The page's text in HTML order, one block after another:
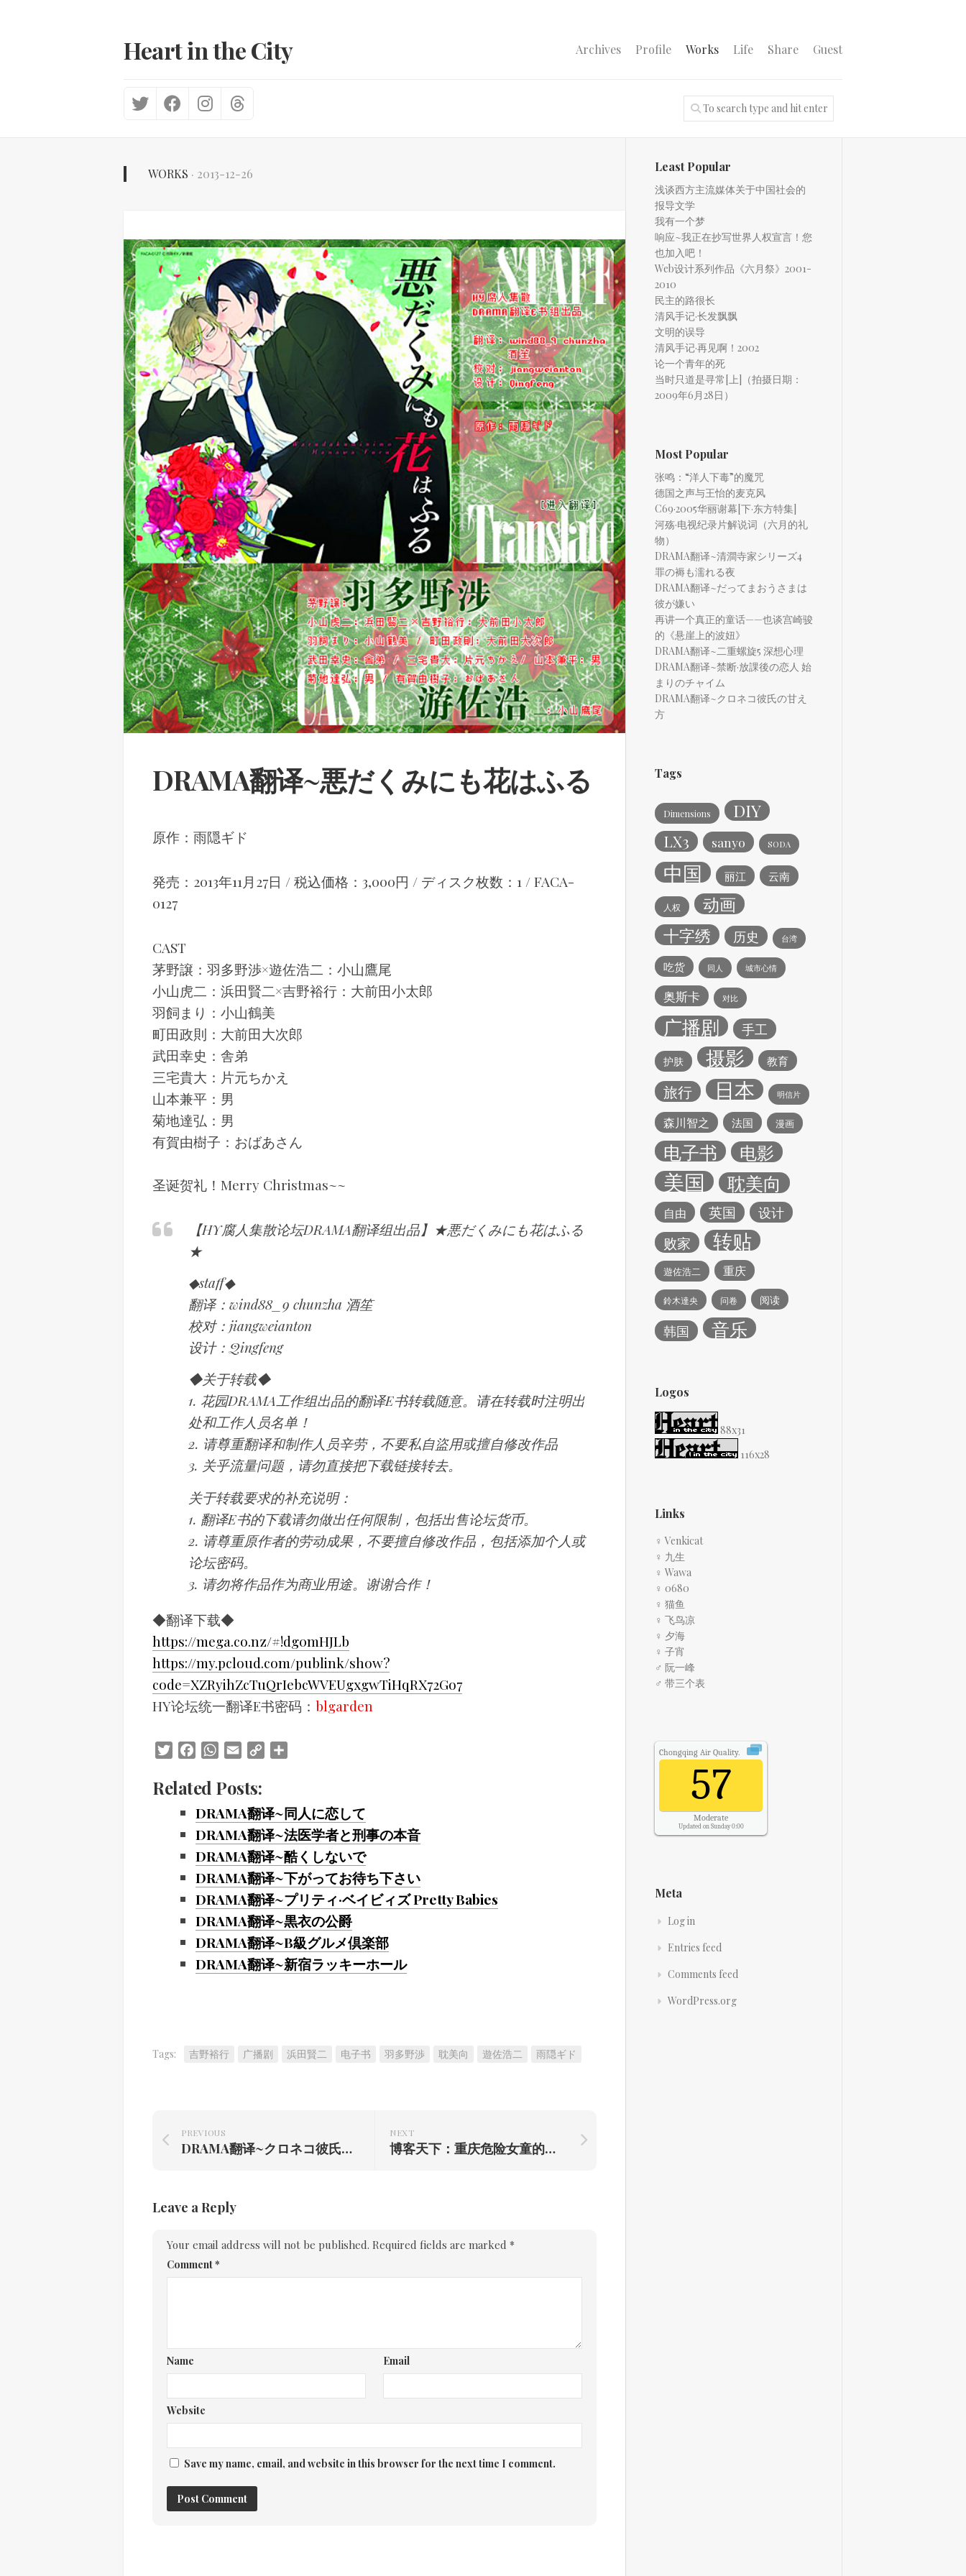
Heart in the City Archives Profile Works Life Share Guest
WORKS · 2013-12-26
DRAMA翻译~悪だくみにも花はふる
原作：雨隠ギド
発売：2013年11月27日 / 税込価格：3,000円 / ディスク枚数：1 / FACA-
0127
CAST
茅野譲：羽多野渉×遊佐浩二：小山鷹尾
小山虎二：浜田賢二×吉野裕行：大前田小太郎
羽飼まり：小山鶴美
町田政則：大前田大次郎
武田幸史：舎弟
三宅貴大：片元ちかえ
山本兼平：男
菊地達弘：男
有賀由樹子：おばあさん
圣诞贺礼！Merry Christmas~~
【HY腐人集散论坛DRAMA翻译组出品】★悪だくみにも花はふる
★
◆staff◆
翻译：wind88_9 chunzha 酒笙
校对：jiangweianton
设计：Qingfeng
◆关于转载◆
1. 花园DRAMA工作组出品的翻译E书转载随意。请在转载时注明出
处和工作人员名单！
2. 请尊重翻译和制作人员辛劳，不要私自盜用或擅自修改作品
3. 关乎流量问题，请勿直接把下载链接转去。
关于转载要求的补充说明：
1. 翻译E书的下载请勿做出任何限制，包括出售论坛货币。
2. 请尊重原作者的劳动成果，不要擅自修改作品，包括添加个人或
论坛密码。
3. 请勿将作品作为商业用途。谢谢合作！
◆翻译下载◆
https://mega.co.nz/#!dg0mHJLb
https://my.pcloud.com/publink/show?
code=XZRyihZcTuQrIebcWVEUgxgwTiHqRX72Go7
HY论坛统一翻译E书密码： blgarden
TwitterFacebookWhatsApp
Email Copy
Related Posts:
DRAMA翻译~同人に恋して
DRAMA翻译~法医学者と刑事の本音
DRAMA翻译~酷くしないで
DRAMA翻译~下がってお待ち下さい
DRAMA翻译~プリティ·ベイビィズ Pretty Babies
DRAMA翻译~黒衣の公爵
DRAMA翻译~B級グルメ倶楽部
DRAMA翻译~新宿ラッキーホール
Tags: 吉野裕行 广播剧 浜田賢二 电子书 羽多野渉 耽美向 遊佐浩二 雨隠ギド
NEXT
博客天下：重庆危险女童的杀机与拯救
PREVIOUS
DRAMA翻译~クロネコ彼氏の甘え方
Leave a Reply
Your email address will not be published. Required fields are marked *
Comment*
Name Email
Website
Save my name, email, and website in this browser for the next time I comment.
Least Popular
浅谈西方主流媒体关于中国社会的
报导文学
我有一个梦
响应~我正在抄写世界人权宣言！您
也加入吧！
Web设计系列作品《六月祭》2001-
2010
民主的路很长
清风手记·长发飘飘
文明的误导
清风手记·再见啊！2002
论一个青年的死
当时只道是寻常[上]（拍摄日期：
2009年6月28日）
Most Popular
张鸣：“洋人下毒”的魔咒
德国之声与王怡的麦克风
C69·2005华丽谢幕[下·东方特集]
河殇·电视纪录片解说词（六月的礼
物）
DRAMA翻译~清澗寺家シリーズ4
罪の褥も濡れる夜
DRAMA翻译~だってまおうさまは
彼が嫌い
再讲一个真正的童话——也谈宫崎骏
的《悬崖上的波妞》
DRAMA翻译~二重螺旋5 深想心理
DRAMA翻译~禁断·放課後の恋人 始
まりのチャイム
DRAMA翻译~クロネコ彼氏の甘え
方
Tags
Dimensions DIY
LX3 sanyo SODA
中国 丽江 云南
人权 动画
十字绣 历史 台湾
吃货 同人 城市心情
奥斯卡 对比
广播剧 手工
护肤 摄影 教育
旅行 日本 明信片
森川智之 法国 漫画
电子书 电影
美国 耽美向
自由 英国 设计
败家 转贴
遊佐浩二 重庆
鈴木達央 问卷 阅读
韩国 音乐
Logos
88x31
116x28
Links
♀ Venkicat
♀ 九生
♀ Wawa
♀ 0680
♀ 猫鱼
♀ 飞鸟凉
♀ 夕海
♀ 子宵
♂ 阮一峰
♂ 带三个表
Chongqing Air Quality.
57
Moderate
Updated on Sunday 0:00
Meta
Log in
Entries feed
Comments feed
WordPress.org